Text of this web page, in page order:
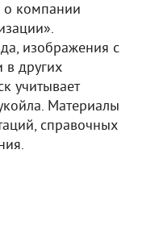
о компании
изображения с
других
учитывает
Материалы
справочных